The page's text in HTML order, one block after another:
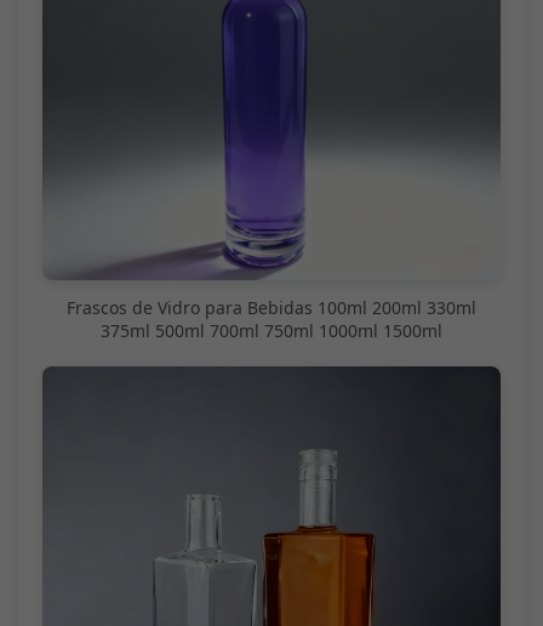
Frascos de Vidro para Bebidas 100ml 200ml 330ml
375ml 500ml 700ml 750ml 1000ml 1500ml